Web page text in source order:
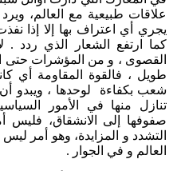
علاقات طبيعية مع العالم،
يجري أي اعتراف بها إلا إذا
كما ارتفع الشعار الذي ردد .
القصوى ، و من المؤشرات حتى
طويل ، فالقوة المقاومة أي
شعب بكفاءة لوحدها ، ويبدو
تنازل منها في الأمور
صفوفها إلى الانشقاق، فليس
التشدد و المزايدة، وهو أمر
العالم و في الجوار .